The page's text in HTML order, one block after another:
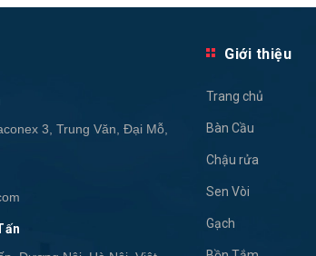
3, Trung Văn, Đại Mỗ,
Giới thiệu
Trang chủ
Bàn Cầu
Chậu rửa
Sen Vòi
Gạch